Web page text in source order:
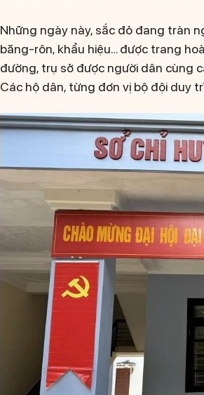
Những ngày này, sắc đỏ đang tràn
băng-rôn, khẩu hiệu… được trang
đường, trụ sở được người dân cùng
Các hộ dân, từng đơn vị bộ đội duy